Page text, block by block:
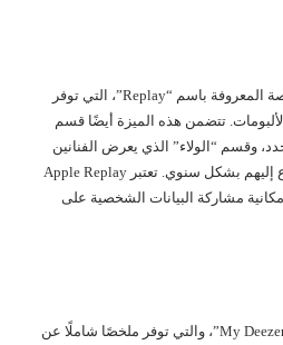
قدمت Apple Music نسختها الخاصة المعروفة باسم “Replay”، التي توفر
تتضمن هذه الميزة أيضًا قسم
وقسم “الولاء” الذي يعرض الفنانين
الذين يعود المستخدمون للاستماع إليهم بشكل سنوي. تعتبر Apple Replay
مشاركة البيانات الشخصية على
تقوم خدمة Deezer بتقديم “My Deezer Year”، والتي توفر ملخصًا شاملًا عن